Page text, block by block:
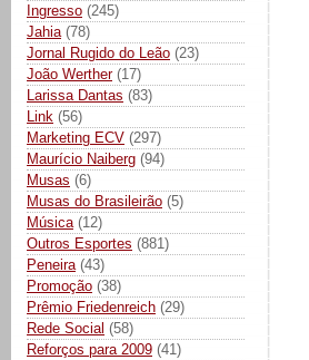
Ingresso (245)
Jahia (78)
Jornal Rugido do Leão (23)
João Werther (17)
Larissa Dantas (83)
Link (56)
Marketing ECV (297)
Maurício Naiberg (94)
Musas (6)
Musas do Brasileirão (5)
Música (12)
Outros Esportes (881)
Peneira (43)
Promoção (38)
Prêmio Friedenreich (29)
Rede Social (58)
Reforços para 2009 (41)